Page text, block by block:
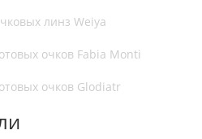
линз Weiya
очков Fabia Monti
очков Glodiatr